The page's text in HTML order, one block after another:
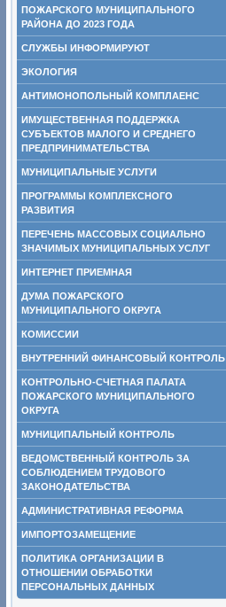
ПОЖАРСКОГО МУНИЦИПАЛЬНОГО
РАЙОНА ДО 2023 ГОДА
СЛУЖБЫ ИНФОРМИРУЮТ
ЭКОЛОГИЯ
АНТИМОНОПОЛЬНЫЙ КОМПЛАЕНС
ИМУЩЕСТВЕННАЯ ПОДДЕРЖКА
СУБЪЕКТОВ МАЛОГО И СРЕДНЕГО
ПРЕДПРИНИМАТЕЛЬСТВА
МУНИЦИПАЛЬНЫЕ УСЛУГИ
ПРОГРАММЫ КОМПЛЕКСНОГО
РАЗВИТИЯ
ПЕРЕЧЕНЬ МАССОВЫХ СОЦИАЛЬНО
ЗНАЧИМЫХ МУНИЦИПАЛЬНЫХ УСЛУГ
ИНТЕРНЕТ ПРИЕМНАЯ
ДУМА ПОЖАРСКОГО
МУНИЦИПАЛЬНОГО ОКРУГА
КОМИССИИ
ВНУТРЕННИЙ ФИНАНСОВЫЙ КОНТРОЛЬ
КОНТРОЛЬНО-СЧЕТНАЯ ПАЛАТА
ПОЖАРСКОГО МУНИЦИПАЛЬНОГО
ОКРУГА
МУНИЦИПАЛЬНЫЙ КОНТРОЛЬ
ВЕДОМСТВЕННЫЙ КОНТРОЛЬ ЗА
СОБЛЮДЕНИЕМ ТРУДОВОГО
ЗАКОНОДАТЕЛЬСТВА
АДМИНИСТРАТИВНАЯ РЕФОРМА
ИМПОРТОЗАМЕЩЕНИЕ
ПОЛИТИКА ОРГАНИЗАЦИИ В
ОТНОШЕНИИ ОБРАБОТКИ
ПЕРСОНАЛЬНЫХ ДАННЫХ